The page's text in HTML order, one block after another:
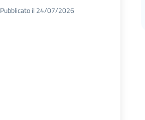
Pubblicato il 24/07/2026